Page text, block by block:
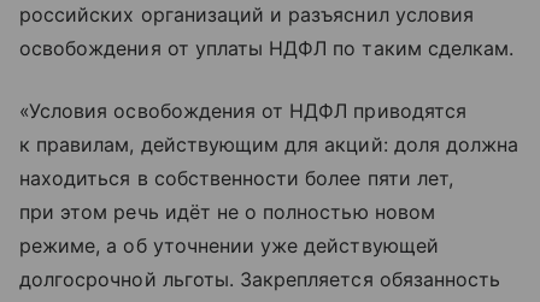
российских организаций и разъяснил условия
освобождения от уплаты НДФЛ по таким сделкам.
«Условия освобождения от НДФЛ приводятся
к правилам, действующим для акций: доля должна
находиться в собственности более пяти лет,
при этом речь идёт не о полностью новом
режиме, а об уточнении уже действующей
долгосрочной льготы. Закрепляется обязанность